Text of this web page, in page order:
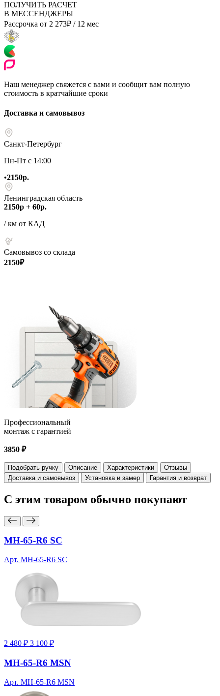
ПОЛУЧИТЬ РАСЧЕТ
В МЕССЕНДЖЕРЫ
Рассрочка от 2 273₽ / 12 мес
Наш менеджер свяжется с вами и сообщит вам полную
стоимость в кратчайшие сроки
Доставка и самовывоз
Санкт-Петербург
Пн-Пт с 14:00
•2150р.
Ленинградская область
2150р + 60р.
/ км от КАД
Самовывоз со склада
2150₽
Профессиональный
монтаж с гарантией
3850 ₽
Подобрать ручку Описание Характеристики
Отзывы
Доставка и самовывоз
Установка и замер Гарантия и возврат
С этим товаром обычно покупают
MH-65-R6 SC
Арт. MH-65-R6 SC
2 480 ₽ 3 100 ₽
MH-65-R6 MSN
Арт. MH-65-R6 MSN